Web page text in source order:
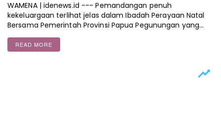
WAMENA | idenews.id --- Pemandangan penuh
kekeluargaan terlihat jelas dalam Ibadah Perayaan Natal
Bersama Pemerintah Provinsi Papua Pegunungan yang…
READ MORE